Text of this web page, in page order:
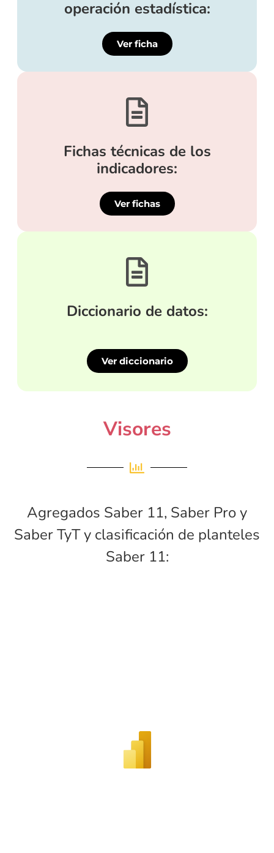
operación estadística:
Ver ficha
Fichas técnicas de los
indicadores:
Ver fichas
Diccionario de datos:
Ver diccionario
Visores
Agregados Saber 11, Saber Pro y
Saber TyT y clasificación de planteles
Saber 11: